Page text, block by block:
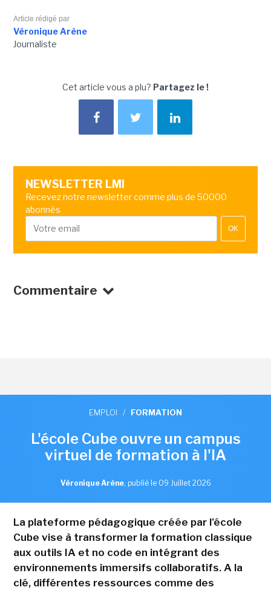
Article rédigé par
Véronique Arène
Journaliste
Cet article vous a plu? Partagez le !
NEWSLETTER LMI
Recevez notre newsletter comme plus de 50000
abonnés
OK
Commentaire
EMPLOI / FORMATION
L'école Cube ouvre un campus
virtuel de formation à l'IA
Véronique Arène, publié le 09 Juillet 2026
La plateforme pédagogique créée par l'école
Cube vise à transformer la formation classique
aux outils IA et no code en intégrant des
environnements immersifs collaboratifs. A la
clé, différentes ressources comme des